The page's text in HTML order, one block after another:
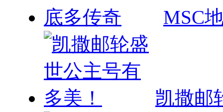
MSC
凯撒邮